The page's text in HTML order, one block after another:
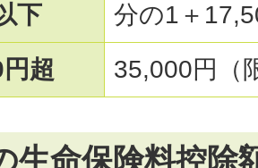
下
分の1＋
超
35,000円（
生命保険料控除